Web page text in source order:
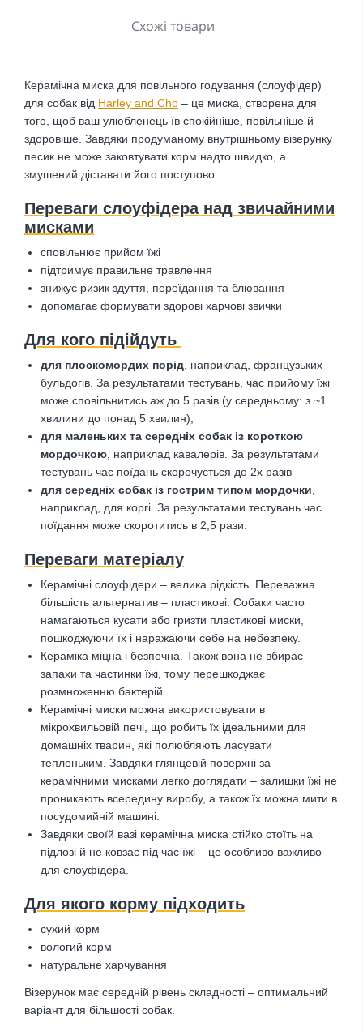
Схожі товари
Керамічна миска для повільного годування (слоуфідер)
для собак від Harley and Cho – це миска, створена для
того, щоб ваш улюбленець їв спокійніше, повільніше й
здоровіше. Завдяки продуманому внутрішньому візерунку
песик не може заковтувати корм надто швидко, а
змушений діставати його поступово.
Переваги слоуфідера над звичайними
мисками
сповільнює прийом їжі
підтримує правильне травлення
знижує ризик здуття, переїдання та блювання
допомагає формувати здорові харчові звички
Для кого підійдуть
для плоскомордих порід , наприклад, французьких
бульдогів. За результатами тестувань, час прийому їжі
може сповільнитись аж до 5 разів (у середньому: з ~1
хвилини до понад 5 хвилин);
для маленьких та середніх собак із короткою
мордочкою , наприклад кавалерів. За результатами
тестувань час поїдань скорочується до 2х разів
для середніх собак із гострим типом мордочки
наприклад, для коргі. За результатами тестувань час
поїдання може скоротитись в 2,5 рази.
Переваги матеріалу
Керамічні слоуфідери – велика рідкість. Переважна
більшість альтернатив – пластикові. Собаки часто
намагаються кусати або гризти пластикові миски,
пошкоджуючи їх і наражаючи себе на небезпеку.
Кераміка міцна і безпечна. Також вона не вбирає
запахи та частинки їжі, тому перешкоджає
розмноженню бактерій.
Керамічні миски можна використовувати в
мікрохвильовій печі, що робить їх ідеальними для
домашніх тварин, які полюбляють ласувати
тепленьким. Завдяки глянцевій поверхні за
керамічними мисками легко доглядати – залишки їжі не
проникають всередину виробу, а також їх можна мити в
посудомийній машині.
Завдяки своїй вазі керамічна миска стійко стоїть на
підлозі й не ковзає під час їжі – це особливо важливо
для слоуфідера.
Для якого корму підходить
сухий корм
вологий корм
натуральне харчування
Візерунок має середній рівень складності – оптимальний
варіант для більшості собак.